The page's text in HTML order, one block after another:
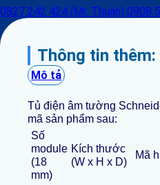
0827 242 424 (Mr. Thuận) 0908
Thông tin thêm:
Mô tả
Tủ điện âm tường
mã sản phẩm sau:
Số
module
(18
mm)
Kích thước
(W x H x D)
Mã